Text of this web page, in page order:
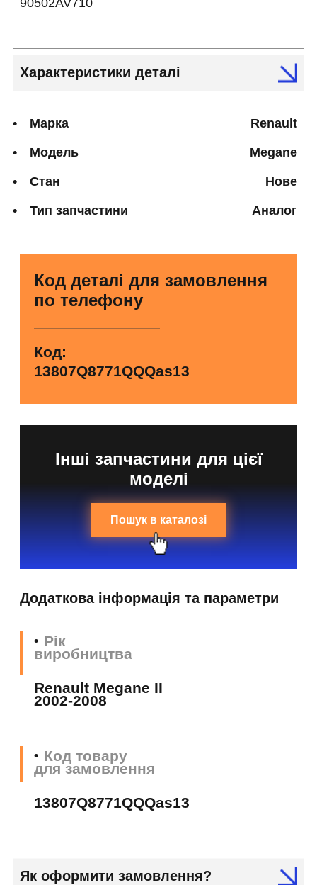
Характеристики деталі
Марка Renault
Модель Megane
Стан Нове
Тип запчастини Аналог
Код деталі для замовлення
по телефону
Код:
13807Q8771QQQas13
Інші запчастини для цієї
моделі
Пошук в каталозі
Додаткова інформація та параметри
Рік
виробництва
Renault Megane II
2002-2008
Код товару
для замовлення
13807Q8771QQQas13
Як оформити замовлення?